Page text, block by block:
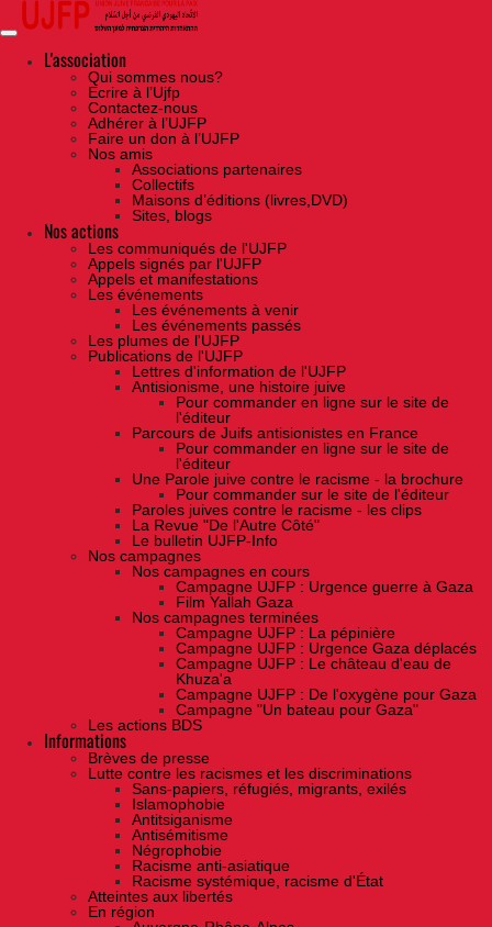
Skip
the
contentL'association
Qui sommes nous?
Ecrire à l’Ujfp
Contactez-nous
Adhérer à l’UJFP
Faire un don à l’UJFP
Nos amis
Associations partenaires
Collectifs
Maisons d’éditions (livres,DVD)
Sites, blogs
Nos actions
Les communiqués de l'UJFP
Appels signés par l'UJFP
Appels et manifestations
Les événements
Les événements à venir
Les événements passés
Les plumes de l'UJFP
Publications de l'UJFP
Lettres d'information de l'UJFP
Antisionisme, une histoire juive
Pour commander en ligne sur le site de
l'éditeur
Parcours de Juifs antisionistes en France
Pour commander en ligne sur le site de
l'éditeur
Une Parole juive contre le racisme - la brochure
Pour commander sur le site de l'éditeur
Paroles juives contre le racisme - les clips
La Revue "De l'Autre Côté"
Le bulletin UJFP-Info
Nos campagnes
Nos campagnes en cours
Campagne UJFP : Urgence guerre à Gaza
Film Yallah Gaza
Nos campagnes terminées
Campagne UJFP : La pépinière
Campagne UJFP : Urgence Gaza déplacés
Campagne UJFP : Le château d'eau de
Khuza'a
Campagne UJFP : De l'oxygène pour Gaza
Campagne "Un bateau pour Gaza"
Les actions BDS
Informations
Brèves de presse
Lutte contre les racismes et les discriminations
Sans-papiers, réfugiés, migrants, exilés
Islamophobie
Antitsiganisme
Antisémitisme
Négrophobie
Racisme anti-asiatique
Racisme systémique, racisme d'État
Atteintes aux libertés
En région